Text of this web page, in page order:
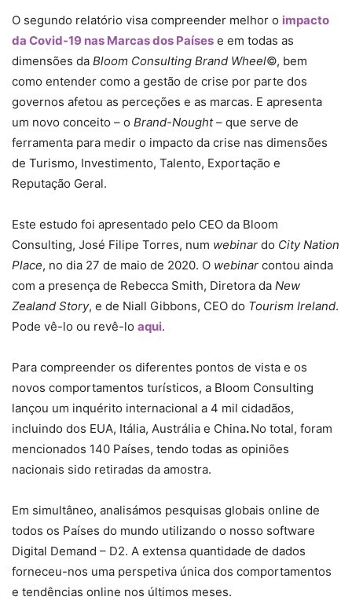
O segundo relatório visa compreender melhor o impacto
da Covid-19 nas Marcas dos Países e em todas as
dimensões da Bloom Consulting Brand Wheel©, bem
como entender como a gestão de crise por parte dos
governos afetou as perceções e as marcas. E apresenta
um novo conceito – o Brand-Nought– que serve de
ferramenta para medir o impacto da crise nas dimensões
de Turismo, Investimento, Talento, Exportação e
Reputação Geral.
Este estudo foi apresentado pelo CEO da Bloom
Consulting, José Filipe Torres, num webinar do City Nation
Place, no dia 27 de maio de 2020. O webinar contou ainda
com a presença de Rebecca Smith, Diretora da New
Zealand Story, e de Niall Gibbons, CEO do Tourism Ireland.
Pode vê-lo ou revê-lo aqui.
Para compreender os diferentes pontos de vista e os
novos comportamentos turísticos, a Bloom Consulting
lançou um inquérito internacional a 4 mil cidadãos,
incluindo dos EUA, Itália, Austrália e China.No total, foram
mencionados 140 Países, tendo todas as opiniões
nacionais sido retiradas da amostra.
Em simultâneo, analisámos pesquisas globais online de
todos os Países do mundo utilizando o nosso software
Digital Demand – D2. A extensa quantidade de dados
forneceu-nos uma perspetiva única dos comportamentos
e tendências online nos últimos meses.